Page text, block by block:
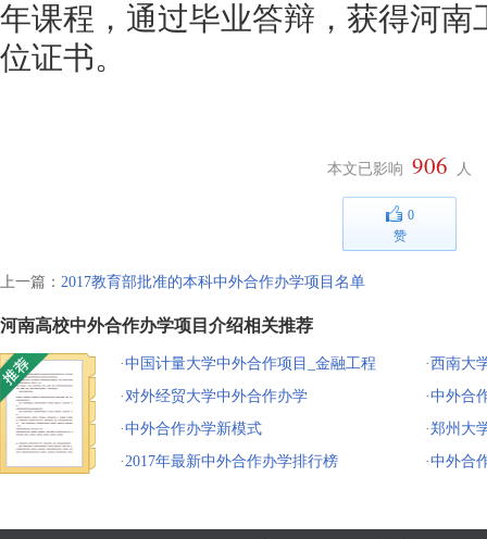
年课程，通过毕业答辩，获得河南
位证书。
本文已影响 906 人
0
赞
上一篇： 2017教育部批准的本科中外合作办学项目名单
河南高校中外合作办学项目介绍相关推荐
·中国计量大学中外合作项目_金融工程 ·西南大
·对外经贸大学中外合作办学 ·中外合
·中外合作办学新模式 ·郑州大
·2017年最新中外合作办学排行榜 ·中外合